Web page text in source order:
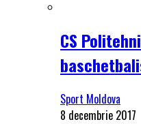
CS
Sport Moldova
8 decembrie 2017